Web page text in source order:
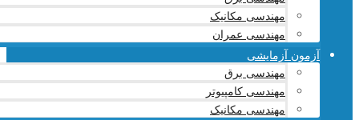
مهندسی مکانیک
مهندسی عمران
آزمون آزمایشی
مهندسی برق
مهندسی کامپیوتر
مهندسی مکانیک